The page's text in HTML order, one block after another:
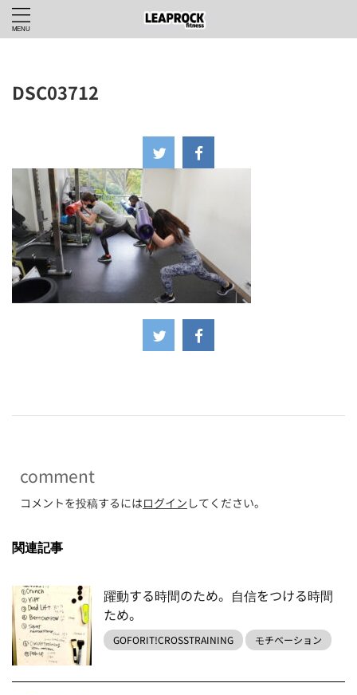
DSC03712
comment
コメントを投稿するにはログイン してください。
関連記事
躍動する時間のため。自信をつける時間
ため。
GOFORIT!CROSSTRAINING モチベーション